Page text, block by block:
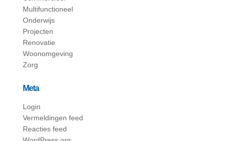
Multifunctioneel
Onderwijs
Projecten
Renovatie
Woonomgeving
Zorg
Meta
Login
Vermeldingen feed
Reacties feed